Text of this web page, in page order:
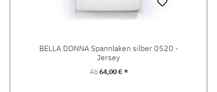
BELLA DONNA Spannlaken silber 0520 -
Jersey
Regulärer Preis:
Ab64,00 € *